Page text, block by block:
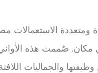
ومتعددة
صُممت هذه الأواني
والجماليات